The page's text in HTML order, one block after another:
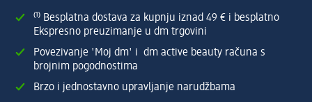
⁽¹⁾ Besplatna dostava za kupnju iznad 49 € i besplatno
Ekspresno preuzimanje u dm trgovini
Povezivanje 'Moj dm' i dm active beauty računa s
brojnim pogodnostima
Brzo i jednostavno upravljanje narudžbama